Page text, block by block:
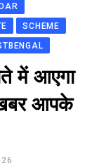
SCHEME
में आएगा
खबर आपके